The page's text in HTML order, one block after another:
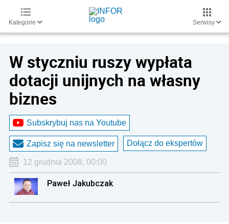
Kategorie Serwisy
W styczniu ruszy wypłata
dotacji unijnych na własny
biznes
Subskrybuj nas na Youtube
Zapisz się na newsletter Dołącz do ekspertów
12 grudnia 2008, 00:00
Paweł Jakubczak